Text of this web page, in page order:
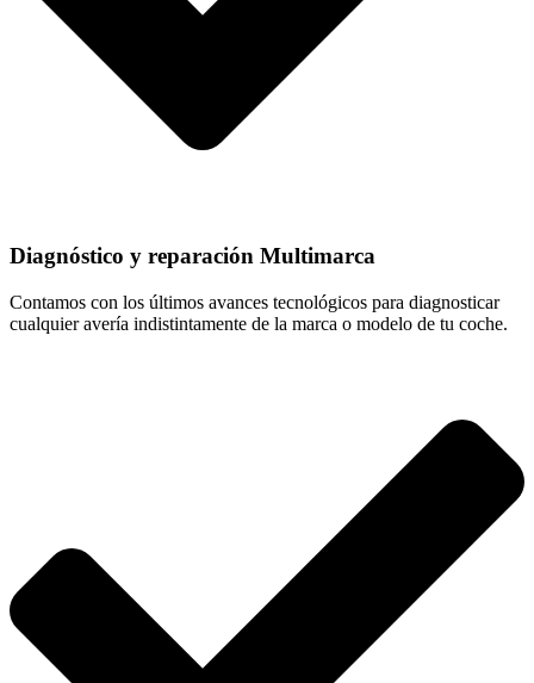
Diagnóstico y reparación Multimarca
Contamos con los últimos avances tecnológicos para diagnosticar
cualquier avería indistintamente de la marca o modelo de tu coche.